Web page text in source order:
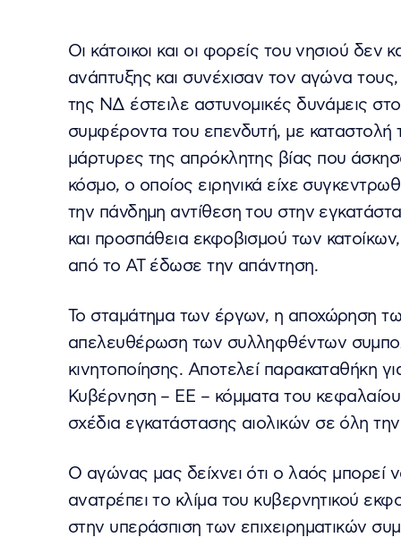
Οι κάτοικοι και οι φορείς του νησιού δεν
ανάπτυξης και συνέχισαν τον αγώνα
της ΝΔ έστειλε αστυνομικές δυνάμεις
συμφέροντα του επενδυτή, με καταστολή
μάρτυρες της απρόκλητης βίας που
κόσμο, ο οποίος ειρηνικά είχε
την πάνδημη αντίθεση του στην
και προσπάθεια εκφοβισμού των
από το ΑΤ έδωσε την απάντηση.
Το σταμάτημα των έργων, η αποχώρηση
απελευθέρωση των συλληφθέντων
κινητοποίησης. Αποτελεί παρακαταθήκη
Κυβέρνηση – ΕΕ – κόμματα του
σχέδια εγκατάστασης αιολικών σε όλη
Ο αγώνας μας δείχνει ότι ο λαός μπορεί
ανατρέπει το κλίμα του κυβερνητικού
στην υπεράσπιση των επιχειρηματικών